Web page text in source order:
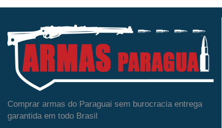
Comprar armas do Paraguai sem burocracia entrega
garantida em todo Brasil